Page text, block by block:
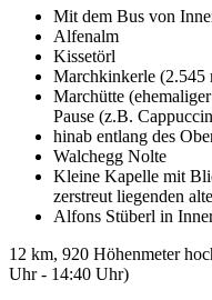
Mit dem Bus von
Alfenalm
Kissetörl
Marchkinkerle (2.545
Marchütte
Pause (z.B.
hinab entlang des
Walchegg Nolte
Kleine Kapelle mit
zerstreut liegenden
Alfons Stüberl in
12 km, 920 Höhenmeter
Uhr - 14:40 Uhr)